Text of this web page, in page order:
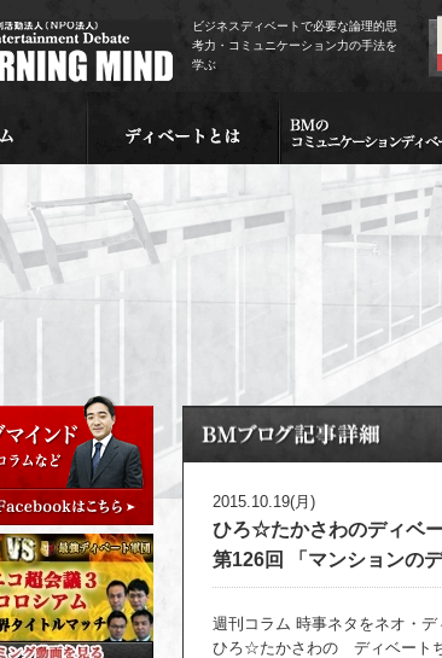
ビジネスディベートで必要な論理的思
考力・コミュニケーション力の手法を
学ぶ
2015.10.19(月)
ひろ☆たかさわのディベ
第126回 「マンションの
週刊コラム 時事ネタをネオ・デ
ひろ☆たかさわの ディベート